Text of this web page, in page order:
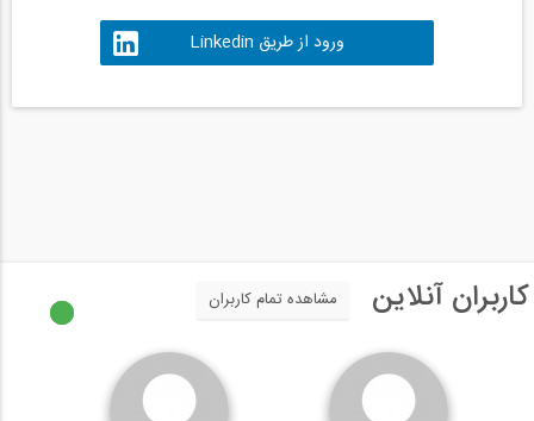
ورود از طریق Linkedin
کاربران آنلاین مشاهده تمام کاربران